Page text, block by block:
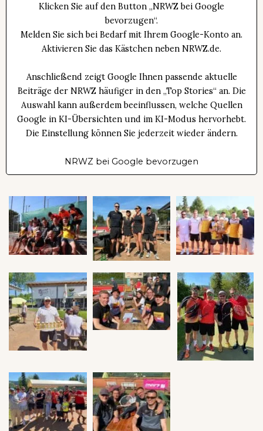
Klicken Sie auf den Button „NRWZ bei Google
bevorzugen“.
Melden Sie sich bei Bedarf mit Ihrem Google-Konto an.
Aktivieren Sie das Kästchen neben NRWZ.de.
Anschließend zeigt Google Ihnen passende aktuelle
Beiträge der NRWZ häufiger in den „Top Stories“ an. Die
Auswahl kann außerdem beeinflussen, welche Quellen
Google in KI-Übersichten und im KI-Modus hervorhebt.
Die Einstellung können Sie jederzeit wieder ändern.
NRWZ bei Google bevorzugen